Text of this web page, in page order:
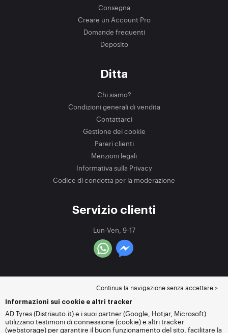
Consegna
Creare un Account Pro
Domande frequenti
Deposito
Ditta
Chi siamo?
Condizioni generali di vendita
Contattarci
Gestione dei cookie
Pareri clienti
Menzioni legali
Informativa sulla Privacy
Codice di condotta per la moderazione
Servizio clienti
Lun-Ven, 9-17
Continua la navigazione senza accettare >
Informazioni sui cookie e altri tracker
AD Tyres (Distriauto.it) e i suoi partner (Google, Hotjar, Microsoft)
utilizzano testimoni di connessione (cookie) e altri tracker
(webstorage) per garantire il buon funzionamento del sito, facilitare la